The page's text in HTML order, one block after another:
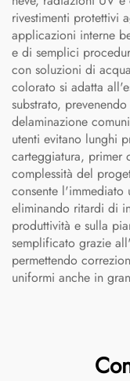
rivestimenti protettivi
applicazioni interne
e di semplici
con soluzioni di
colorato si adatta
substrato,
delaminazione
utenti evitano lunghi
carteggiatura, primer
complessità del
consente l'immediato
eliminando ritardi di
produttività e sulla
semplificato grazie
permettendo
uniformi anche in